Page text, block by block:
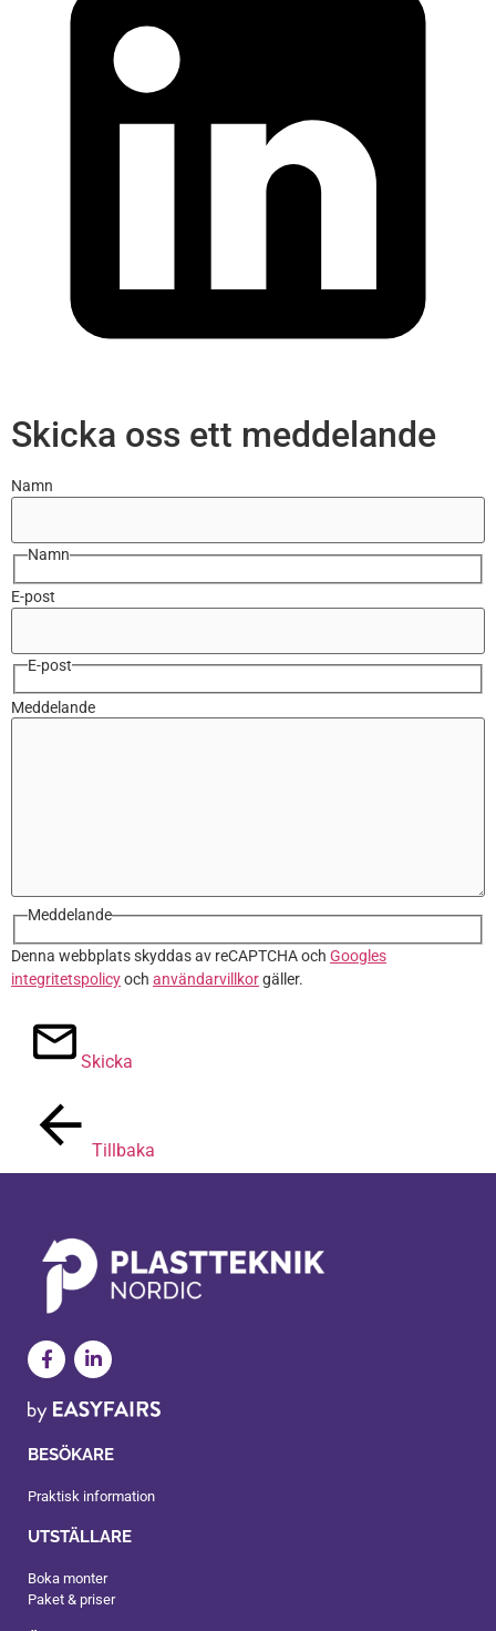
Skicka oss ett meddelande
Namn
Namn
E-post
E-post
Meddelande
Meddelande
Denna webbplats skyddas av reCAPTCHA och Googles
integritetspolicyoch användarvillkorgäller.
Skicka
Tillbaka
BESÖKARE
Praktisk information
UTSTÄLLARE
Boka monter
Paket & priser